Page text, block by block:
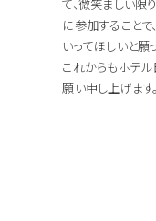
て、微笑ましい限
に参加することで
いってほしいと願
これからもホテ
願い申し上げます。